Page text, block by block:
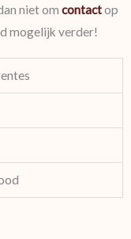
niet om contactop
mogelijk verder!